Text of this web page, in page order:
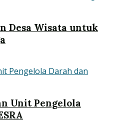
Desa Wisata untuk
Unit Pengelola